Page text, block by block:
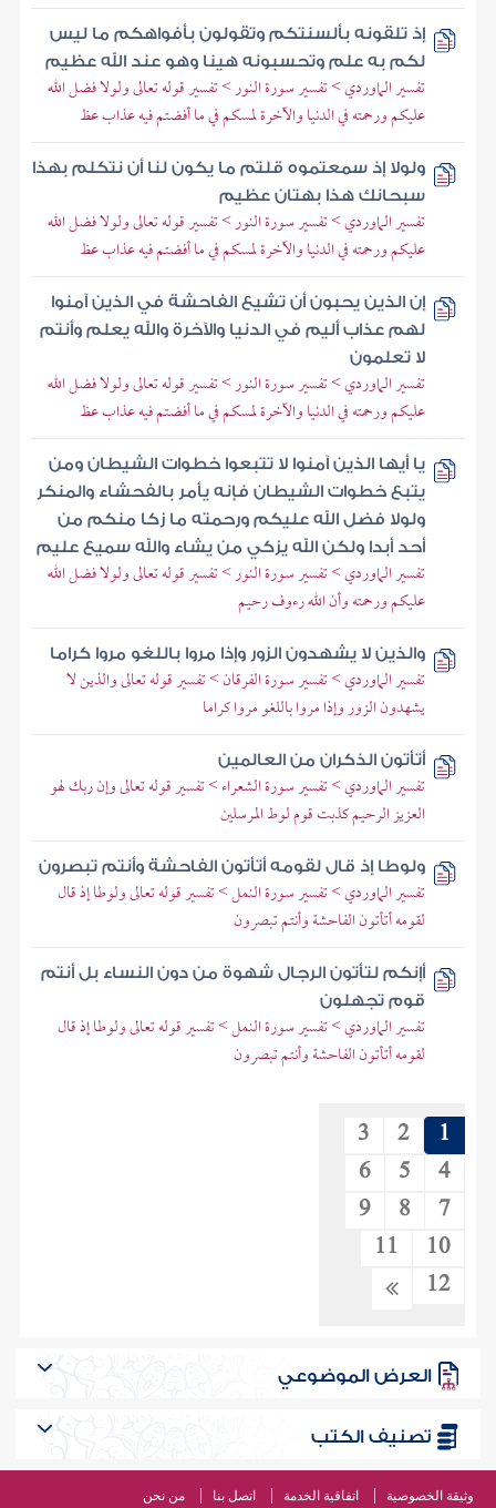
إذ تلقونه بألسنتكم وتقولون بأفواهكم ما ليس
لكم به علم وتحسبونه هينا وهو عند الله عظيم
تفسير الماوردي > تفسير سورة النور > تفسير قوله تعالى ولولا فضل الله
عليكم ورحمته في الدنيا والآخرة لمسكم في ما أفضتم فيه عذاب عظ
ولولا إذ سمعتموه قلتم ما يكون لنا أن نتكلم بهذا
سبحانك هذا بهتان عظيم
تفسير الماوردي > تفسير سورة النور > تفسير قوله تعالى ولولا فضل الله
عليكم ورحمته في الدنيا والآخرة لمسكم في ما أفضتم فيه عذاب عظ
إن الذين يحبون أن تشيع الفاحشة في الذين آمنوا
لهم عذاب أليم في الدنيا والآخرة والله يعلم وأنتم
لا تعلمون
تفسير الماوردي > تفسير سورة النور > تفسير قوله تعالى ولولا فضل الله
عليكم ورحمته في الدنيا والآخرة لمسكم في ما أفضتم فيه عذاب عظ
يا أيها الذين آمنوا لا تتبعوا خطوات الشيطان ومن
يتبع خطوات الشيطان فإنه يأمر بالفحشاء والمنكر
ولولا فضل الله عليكم ورحمته ما زكا منكم من
أحد أبدا ولكن الله يزكي من يشاء والله سميع عليم
تفسير الماوردي > تفسير سورة النور > تفسير قوله تعالى ولولا فضل الله
عليكم ورحمته وأن الله رءوف رحيم
والذين لا يشهدون الزور وإذا مروا باللغو مروا كراما
تفسير الماوردي > تفسير سورة الفرقان > تفسير قوله تعالى والذين لا
يشهدون الزور وإذا مروا باللغو مروا كراما
أتأتون الذكران من العالمين
تفسير الماوردي > تفسير سورة الشعراء > تفسير قوله تعالى وإن ربك لهو
العزيز الرحيم كذبت قوم لوط المرسلين
ولوطا إذ قال لقومه أتأتون الفاحشة وأنتم تبصرون
تفسير الماوردي > تفسير سورة النمل > تفسير قوله تعالى ولوطا إذ قال
لقومه أتأتون الفاحشة وأنتم تبصرون
أإنكم لتأتون الرجال شهوة من دون النساء بل أنتم
قوم تجهلون
تفسير الماوردي > تفسير سورة النمل > تفسير قوله تعالى ولوطا إذ قال
لقومه أتأتون الفاحشة وأنتم تبصرون
1
2
3
4
5
6
7
8
9
10
11
12
العرض الموضوعي
تصنيف الكتب
وثيقة الخصوصية اتفاقية الخدمة اتصل بنا من نحن